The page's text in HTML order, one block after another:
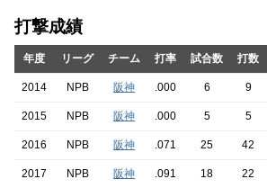
打撃成績
年度 リーグ チーム 打率 試合数 打数
2014 NPB 阪神 .000 6 9
2015 NPB 阪神 .000 5 5
2016 NPB 阪神 .071 25 42
2017 NPB 阪神 .091 18 22